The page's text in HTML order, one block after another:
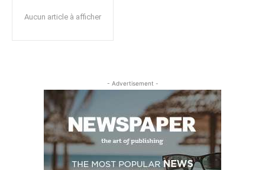
Aucun article à afficher
- Advertisement -